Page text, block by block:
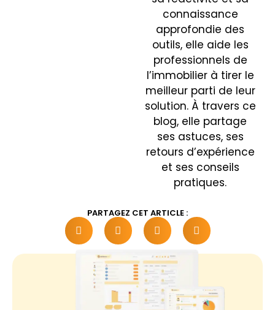
connaissance
approfondie des
outils, elle aide les
professionnels de
l’immobilier à tirer le
meilleur parti de leur
solution. À travers ce
blog, elle partage
ses astuces, ses
retours d’expérience
et ses conseils
pratiques.
PARTAGEZ CET ARTICLE :